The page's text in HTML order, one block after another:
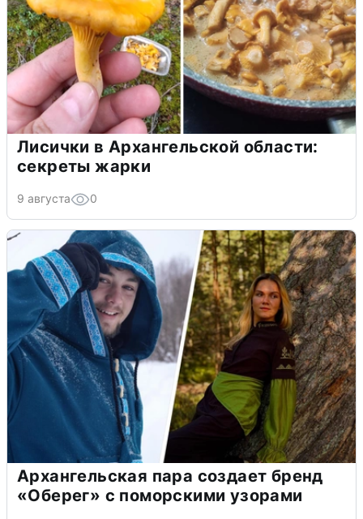
Лисички в Архангельской области:
секреты жарки
9 августа 0
Архангельская пара создает бренд
«Оберег» с поморскими узорами